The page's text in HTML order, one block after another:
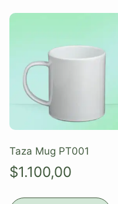
Taza Mug PT001
$1.100,00